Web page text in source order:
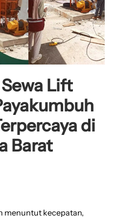
Lift
di
Barat
menuntut kecepatan,